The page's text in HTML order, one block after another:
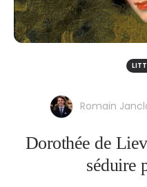
Romain
Dorothée de
séduire